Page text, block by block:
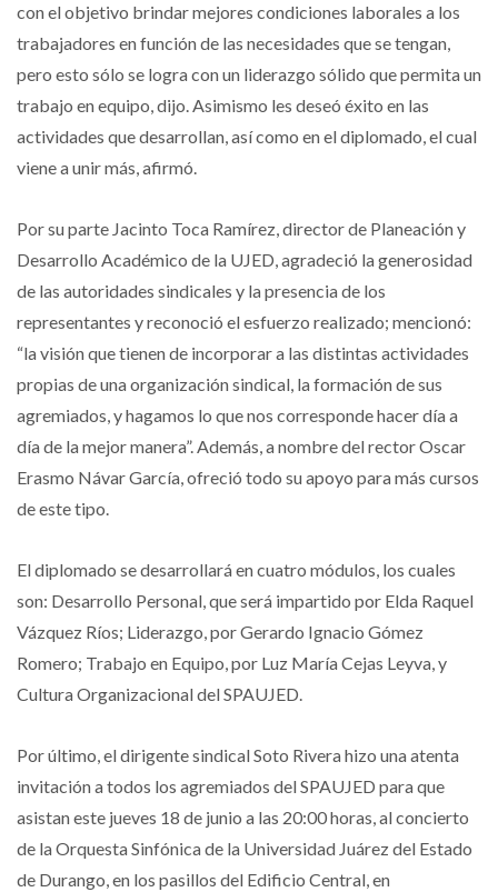
con el objetivo brindar mejores condiciones laborales a los
trabajadores en función de las necesidades que se tengan,
pero esto sólo se logra con un liderazgo sólido que permita un
trabajo en equipo, dijo. Asimismo les deseó éxito en las
actividades que desarrollan, así como en el diplomado, el cual
viene a unir más, afirmó.
Por su parte Jacinto Toca Ramírez, director de Planeación y
Desarrollo Académico de la UJED, agradeció la generosidad
de las autoridades sindicales y la presencia de los
representantes y reconoció el esfuerzo realizado; mencionó:
“la visión que tienen de incorporar a las distintas actividades
propias de una organización sindical, la formación de sus
agremiados, y hagamos lo que nos corresponde hacer día a
día de la mejor manera”. Además, a nombre del rector Oscar
Erasmo Návar García, ofreció todo su apoyo para más cursos
de este tipo.
El diplomado se desarrollará en cuatro módulos, los cuales
son: Desarrollo Personal, que será impartido por Elda Raquel
Vázquez Ríos; Liderazgo, por Gerardo Ignacio Gómez
Romero; Trabajo en Equipo, por Luz María Cejas Leyva, y
Cultura Organizacional del SPAUJED.
Por último, el dirigente sindical Soto Rivera hizo una atenta
invitación a todos los agremiados del SPAUJED para que
asistan este jueves 18 de junio a las 20:00 horas, al concierto
de la Orquesta Sinfónica de la Universidad Juárez del Estado
de Durango, en los pasillos del Edificio Central, en